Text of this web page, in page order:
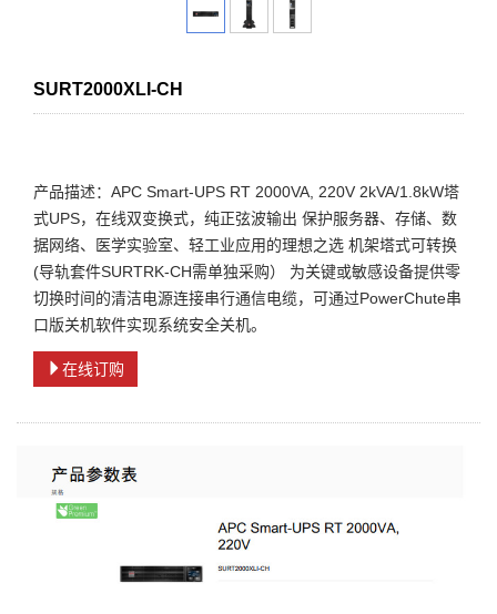
SURT2000XLI-CH
产品描述：APC Smart-UPS RT 2000VA, 220V 2kVA/1.8kW塔
式UPS，在线双变换式，纯正弦波输出 保护服务器、存储、数
据网络、医学实验室、轻工业应用的理想之选 机架塔式可转换
(导轨套件SURTRK-CH需单独采购） 为关键或敏感设备提供零
切换时间的清洁电源连接串行通信电缆，可通过PowerChute串
口版关机软件实现系统安全关机。
在线订购